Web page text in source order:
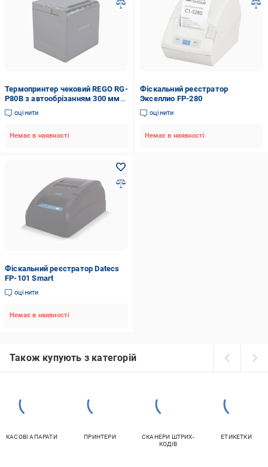
Термопринтер чековий REGO RG-
P80B з автообрізанням 300 мм/с
для стрічки 58/80 мм Black
(30652006)
оцінити
Немає в наявності
Фіскальний реєстратор
Экселлио FP-280
оцінити
Немає в наявності
Фіскальний реєстратор Datecs
FP-101 Smart
оцінити
Немає в наявності
Також купують з категорій
КАСОВІ АПАРАТИ ПРИНТЕРИ
СКАНЕРИ ШТРИХ-
КОДІВ
ЕТИКЕТКИ